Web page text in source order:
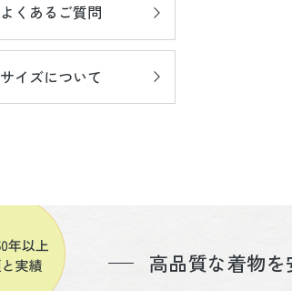
よくあるご質問
サイズについて
高品質な着物